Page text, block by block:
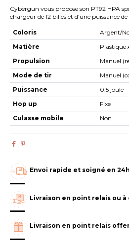
Cybergun vous propose son PT92 HPA
chargeur de 12 billes et d'une puissance de
Coloris
Argent/
Matière
Plastique
Propulsion
Manuel
Mode de tir
Manuel
Puissance
0.5 joule
Hop up
Fixe
Culasse mobile
Non
Envoi rapide et soigné en 24h
Livraison en point relais ou à
Livraison en point relais